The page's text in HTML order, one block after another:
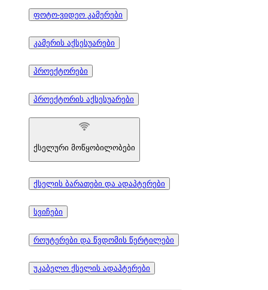
ფოტო-ვიდეო კამერები
კამერის აქსესუარები
პროექტორები
პროექტორის აქსესუარები
ქსელური მოწყობილობები
ქსელის ბარათები და ადაპტერები
სვიჩები
როუტერები და წვდომის წერტილები
უკაბელო ქსელის ადაპტერები